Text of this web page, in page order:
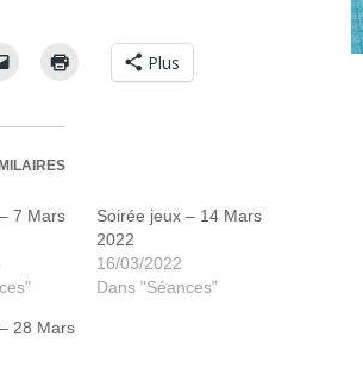
Plus
7 Mars
Soirée jeux – 14 Mars
2022
16/03/2022
Dans "Séances"
28 Mars